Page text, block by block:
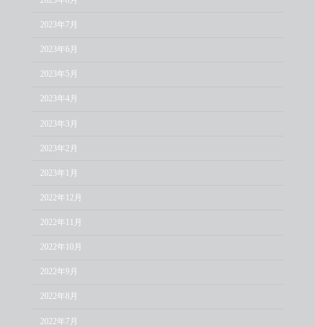
2023年7月
2023年6月
2023年5月
2023年4月
2023年3月
2023年2月
2023年1月
2022年12月
2022年11月
2022年10月
2022年9月
2022年8月
2022年7月